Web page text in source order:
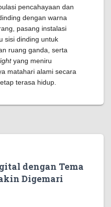
pencahayaan dan
dengan warna
pasang instalasi
sisi dinding untuk
ruang ganda, serta
yang meniru
matahari alami secara
terasa hidup.
dengan Tema
Digemari